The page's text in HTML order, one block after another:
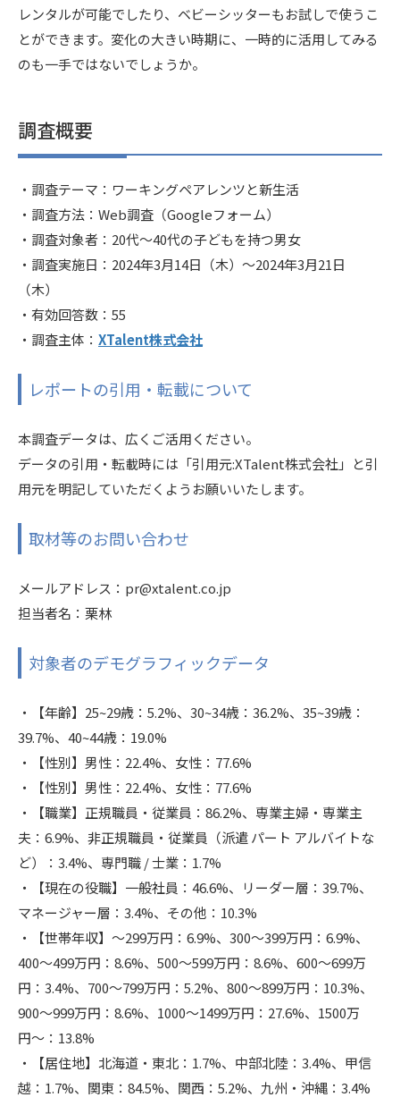
レンタルが可能でしたり、ベビーシッターもお試しで使うこ
とができます。変化の大きい時期に、一時的に活用してみる
のも一手ではないでしょうか。
調査概要
・調査テーマ： ワーキングペアレンツと新生活
・調査方法：Web調査（Googleフォーム）
・調査対象者：20代〜40代の子どもを持つ男女
・調査実施日：2024年3月14日（木）～2024年3月21日
（木）
・有効回答数：55
・調査主体： XTalent株式会社
レポートの引用・転載について
本調査データは、広くご活用ください。
データの引用・転載時には「引用元:XTalent株式会社」と引
用元を明記していただくようお願いいたします。
取材等のお問い合わせ
メールアドレス：pr@xtalent.co.jp
担当者名：栗林
対象者のデモグラフィックデータ
・【年齢】25~29歳：5.2%、30~34歳：36.2%、35~39歳：
39.7%、40~44歳：19.0%
・【性別】男性：22.4%、女性：77.6%
・【性別】男性：22.4%、女性：77.6%
・【職業】正規職員・従業員：86.2%、専業主婦・専業主
夫：6.9%、非正規職員・従業員（派遣 パート アルバイトな
ど）：3.4%、専門職 / 士業：1.7%
・【現在の役職】一般社員：46.6%、リーダー層：39.7%、
マネージャー層：3.4%、その他：10.3%
・【世帯年収】〜299万円：6.9%、300〜399万円：6.9%、
400〜499万円：8.6%、500〜599万円：8.6%、600〜699万
円：3.4%、700〜799万円：5.2%、800〜899万円：10.3%、
900〜999万円：8.6%、1000〜1499万円：27.6%、1500万
円〜：13.8%
・【居住地】北海道・東北： 1.7%、中部北陸： 3.4%、甲信
越： 1.7%、関東： 84.5%、関西： 5.2%、九州・沖縄： 3.4%